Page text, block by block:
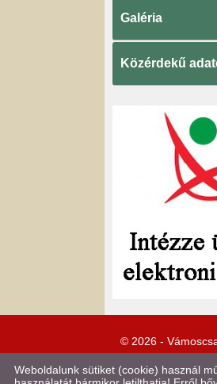
Galéria
Közérdekű
© 2026 -
Weboldalunk sütiket (cookie) használ